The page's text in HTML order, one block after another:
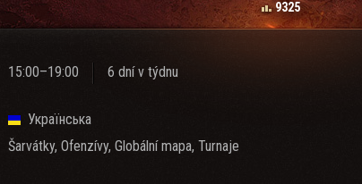
9325
15:00–19:00 6 dní v týdnu
Українська
Šarvátky, Ofenzívy, Globální mapa, Turnaje